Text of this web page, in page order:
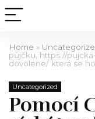
Home »
půjčku, https://
dovolene/ která se
Uncategorized
Pomocí